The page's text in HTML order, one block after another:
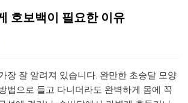
호보백이 필요한 이유
장 잘 알려져 있습니다. 완만한 초승달 모양
법으로 들고 다니더라도 완벽하게 몸에 꼭